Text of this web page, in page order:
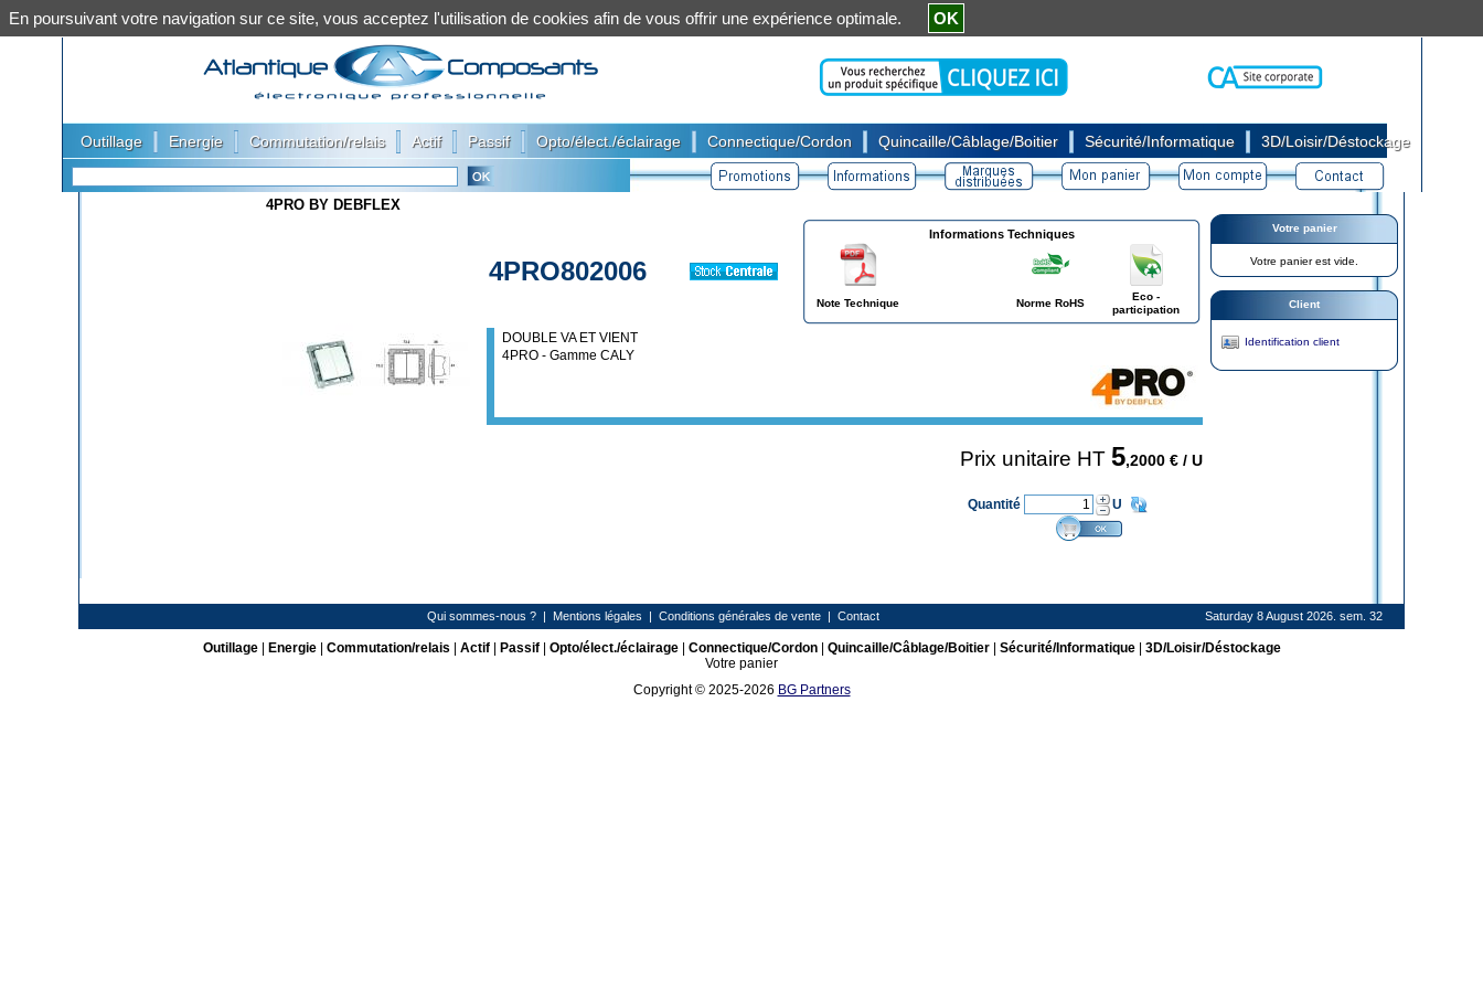
Outillage Energie Commutation/relais Actif Passif Opto/élect./éclairage Connectique/Cordon Quincaille/Câblage/Boitier Sécurité/Informatique 3D/Loisir/Déstockage
4PRO BY DEBFLEX
4PRO802006
Informations Techniques
Note Technique Norme RoHS
Eco -
participation
DOUBLE VA ET VIENT
4PRO - Gamme CALY
Prix unitaire HT 5,2000 € / U
Quantité U
Votre panier
Votre panier est vide.
Client
Identification client
Qui sommes-nous ?| Mentions légales | Conditions générales de vente| Contact Saturday 8 August 2026. sem. 32
Outillage| Energie| Commutation/relais Actif| Passif| Opto/élect./éclairage| Connectique/Cordon| Quincaille/Câblage/Boitier| Sécurité/Informatique| 3D/Loisir/Déstockage
Votre panier
Copyright © 2025-2026 BG Partners
En poursuivant votre navigation sur ce site, vous acceptez l'utilisation de cookies afin de vous offrir une expérience optimale. OK